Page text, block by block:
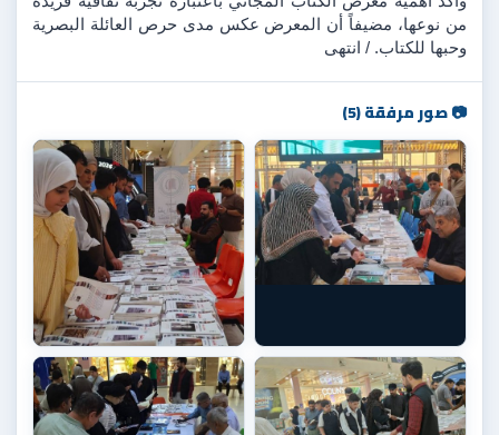
وحبها للكتاب. / انتهى
📷 صور مرفقة (5)